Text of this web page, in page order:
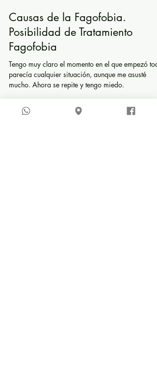
Psicóloga Aura Hernández Rosas
30 ene 2023
Causas de la Fagofobia.
Posibilidad de Tratamiento
Fagofobia
Tengo muy claro el momento en el que empezó
parecía cualquier situación, aunque me asusté